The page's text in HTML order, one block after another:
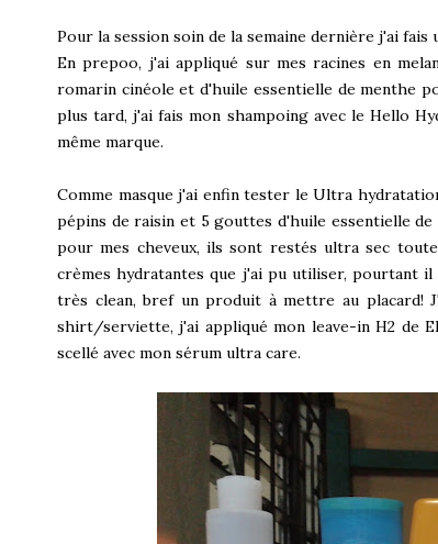
Pour la session soin de la semaine dernière j'ai
En prepoo, j'ai appliqué sur mes racines en
romarin cinéole et d'huile essentielle de menthe
plus tard, j'ai fais mon shampoing avec le Hello
même marque.
Comme masque j'ai enfin tester le Ultra
pépins de raisin et 5 gouttes d'huile essentielle
pour mes cheveux, ils sont restés ultra sec
crèmes hydratantes que j'ai pu utiliser, pourtant
très clean, bref un produit à mettre au placard!
shirt/serviette, j'ai appliqué mon leave-in H2 de
scellé avec mon sérum ultra care.